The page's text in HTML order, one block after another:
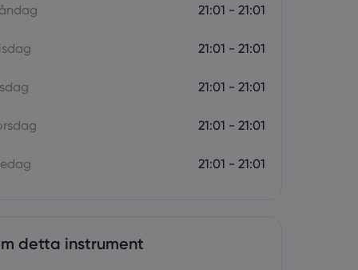
21:01 - 21:01
21:01 - 21:01
21:01 - 21:01
21:01 - 21:01
21:01 - 21:01
detta instrument